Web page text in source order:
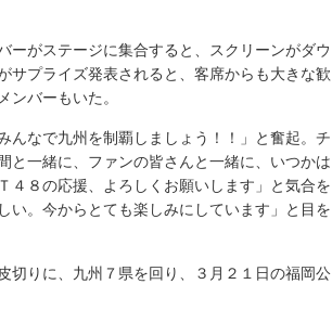
がステージに集合すると、スクリーンがダウ
プライズ発表されると、客席からも大きな歓
ンバーもいた。
なで九州を制覇しましょう！！」と奮起。チ
と一緒に、ファンの皆さんと一緒に、いつかは
４８の応援、よろしくお願いします」と気合を
い。今からとても楽しみにしています」と目を
りに、九州７県を回り、３月２１日の福岡公